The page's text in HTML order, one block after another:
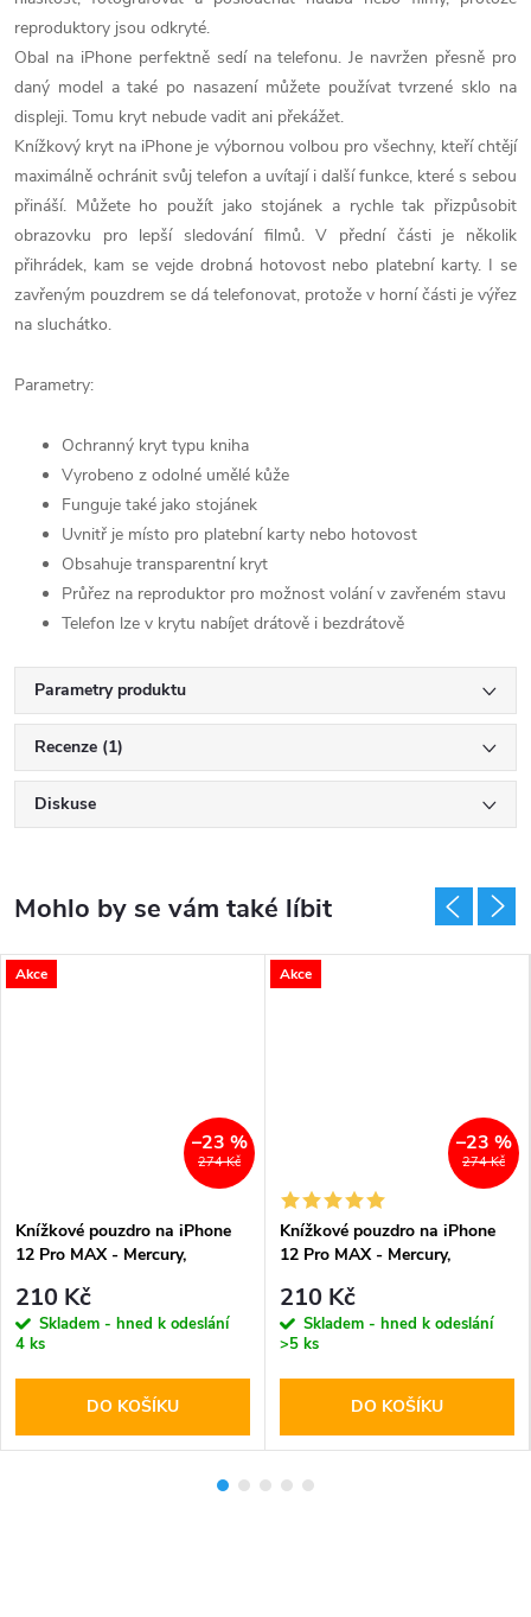
reproduktory jsou odkryté.
Obal na iPhone perfektně sedí na telefonu. Je navržen přesně pro
daný model a také po nasazení můžete používat tvrzené sklo na
displeji. Tomu kryt nebude vadit ani překážet.
Knížkový kryt na iPhone je výbornou volbou pro všechny, kteří chtějí
maximálně ochránit svůj telefon a uvítají i další funkce, které s sebou
přináší. Můžete ho použít jako stojánek a rychle tak přizpůsobit
obrazovku pro lepší sledování filmů. V přední části je několik
přihrádek, kam se vejde drobná hotovost nebo platební karty. I se
zavřeným pouzdrem se dá telefonovat, protože v horní části je výřez
na sluchátko.
Parametry:
Ochranný kryt typu kniha
Vyrobeno z odolné umělé kůže
Funguje také jako stojánek
Uvnitř je místo pro platební karty nebo hotovost
Obsahuje transparentní kryt
Průřez na reproduktor pro možnost volání v zavřeném stavu
Telefon lze v krytu nabíjet drátově i bezdrátově
Parametry produktu
Recenze (1)
Diskuse
Akce
274 Kč
–23 %
Knížkové pouzdro na iPhone
12 Pro MAX - Mercury,
210 Kč
Skladem - hned k odeslání
4 ks
DO KOŠÍKU
Akce
274 Kč
–23 %
Knížkové pouzdro na iPhone
12 Pro MAX - Mercury,
210 Kč
Skladem - hned k odeslání
>5 ks
DO KOŠÍKU